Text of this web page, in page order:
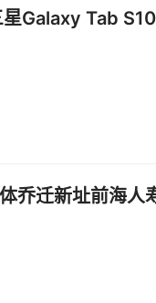
Galaxy Tab
乔迁新址前海人